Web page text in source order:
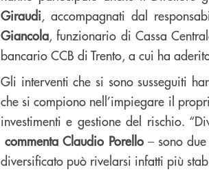
Giraudi, accompagnati dal
Giancola, funzionario di Cassa
bancario CCB di Trento, a cui ha
Gli interventi che si sono susseguiti
che si compiono nell’impiegare il
investimenti e gestione del rischio.
commenta Claudio Porello– sono
diversificato può rivelarsi infatti più